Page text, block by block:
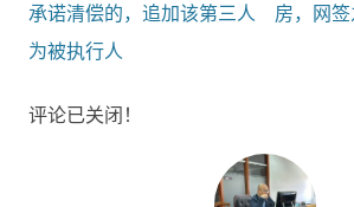
navigation
承诺清偿的，追加该第三人
为被执行人
房，网
评论已关闭！